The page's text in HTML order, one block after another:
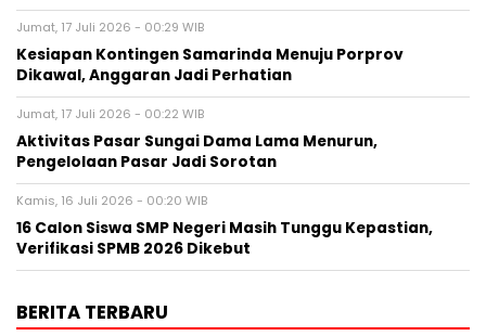
Jumat, 17 Juli 2026 - 00:29 WIB
Kesiapan Kontingen Samarinda Menuju Porprov
Dikawal, Anggaran Jadi Perhatian
Jumat, 17 Juli 2026 - 00:22 WIB
Aktivitas Pasar Sungai Dama Lama Menurun,
Pengelolaan Pasar Jadi Sorotan
Kamis, 16 Juli 2026 - 00:20 WIB
16 Calon Siswa SMP Negeri Masih Tunggu Kepastian,
Verifikasi SPMB 2026 Dikebut
BERITA TERBARU